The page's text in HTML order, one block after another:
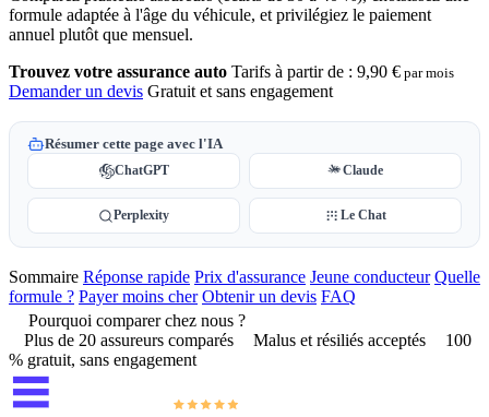
formule adaptée à l'âge du véhicule, et privilégiez le paiement
annuel plutôt que mensuel.
Trouvez votre assurance auto Tarifs à partir de : 9,90 € par mois
Demander un devis Gratuit et sans engagement
Résumer cette page avec l'IA
ChatGPT Claude
Perplexity Le Chat
Sommaire Réponse rapide Prix d'assurance Jeune conducteur Quelle
formule ? Payer moins cher Obtenir un devis FAQ
Pourquoi comparer chez nous ?
Plus de 20 assureurs comparés
Malus et résiliés acceptés
100
% gratuit, sans engagement